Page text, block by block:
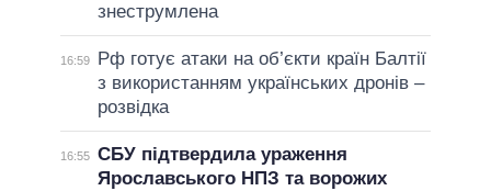
знеструмлена
16:59
Рф готує атаки на об’єкти країн Балтії
з використанням українських дронів –
розвідка
16:55 СБУ підтвердила ураження
Ярославського НПЗ та ворожих